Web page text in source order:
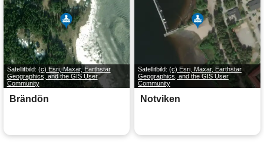
Satellitbild: (c) Esri, Maxar, Earthstar
Geographics, and the GIS User
Community
Brändön
Satellitbild: (c) Esri, Maxar, Earthstar
Geographics, and the GIS User
Community
Notviken